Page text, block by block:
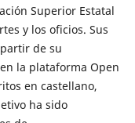
Superior Estatal
y los oficios. Sus
de su
la plataforma Open
en castellano,
ha sido